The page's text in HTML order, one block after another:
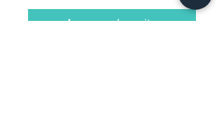
Agregar al carrito